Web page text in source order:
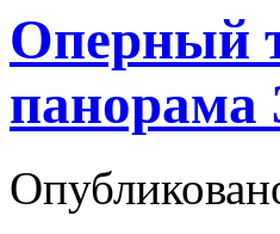
Оперный
панорама